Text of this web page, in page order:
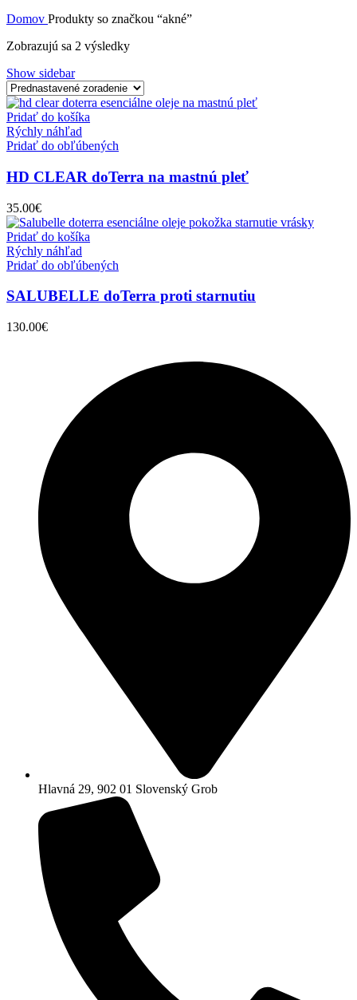
Domov Produkty so značkou “akné”
Zobrazujú sa 2 výsledky
Show sidebar
Pridať do košíka
Rýchly náhľad
Pridať do obľúbených
HD CLEAR doTerra na mastnú pleť
35.00€
Pridať do košíka
Rýchly náhľad
Pridať do obľúbených
SALUBELLE doTerra proti starnutiu
130.00€
Hlavná 29, 902 01 Slovenský Grob